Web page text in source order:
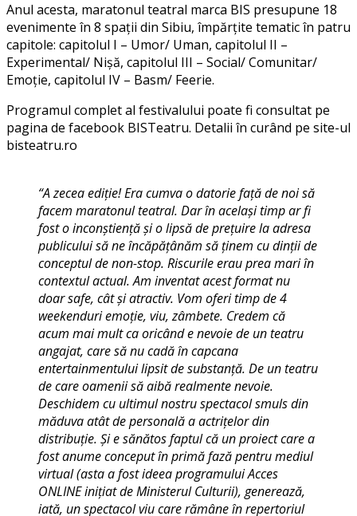
Anul acesta, maratonul teatral marca BIS presupune 18
evenimente în 8 spații din Sibiu, împărțite tematic în patru
capitole: capitolul I – Umor/ Uman, capitolul II –
Experimental/ Nișă, capitolul III – Social/ Comunitar/
Emoție, capitolul IV – Basm/ Feerie.
Programul complet al festivalului poate fi consultat pe
pagina de facebook BISTeatru. Detalii în curând pe site-ul
bisteatru.ro
“A zecea ediție! Era cumva o datorie față de noi să
facem maratonul teatral. Dar în același timp ar fi
fost o inconștiență și o lipsă de prețuire la adresa
publicului să ne încăpățânăm să ținem cu dinții de
conceptul de non-stop. Riscurile erau prea mari în
contextul actual. Am inventat acest format nu
doar safe, cât și atractiv. Vom oferi timp de 4
weekenduri emoție, viu, zâmbete. Credem că
acum mai mult ca oricând e nevoie de un teatru
angajat, care să nu cadă în capcana
entertainmentului lipsit de substanță. De un teatru
de care oamenii să aibă realmente nevoie.
Deschidem cu ultimul nostru spectacol smuls din
măduva atât de personală a actrițelor din
distribuție. Și e sănătos faptul că un proiect care a
fost anume conceput în primă fază pentru mediul
virtual (asta a fost ideea programului Acces
ONLINE inițiat de Ministerul Culturii), generează,
iată, un spectacol viu care rămâne în repertoriul